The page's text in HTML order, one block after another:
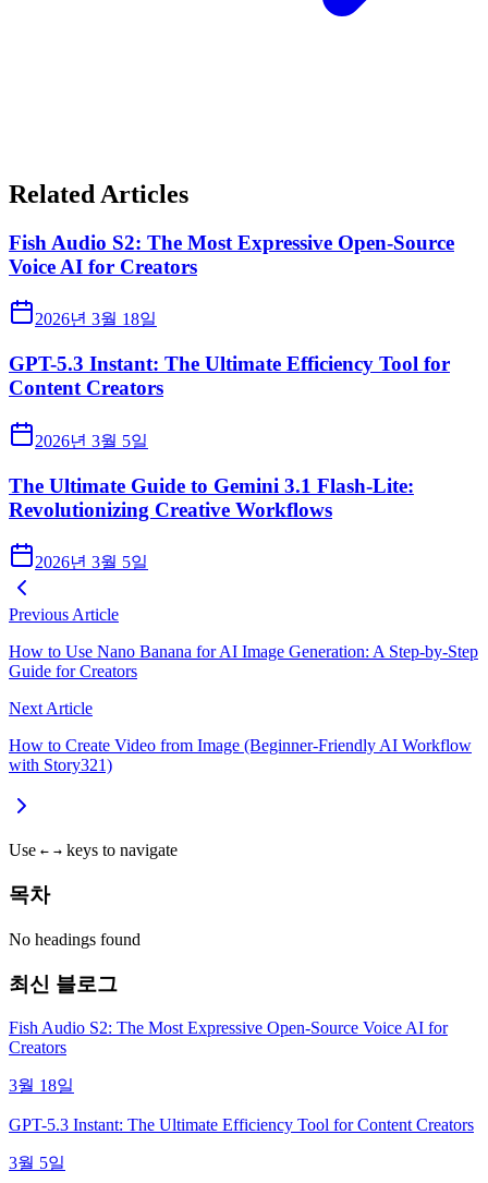
Related Articles
Fish Audio S2: The Most Expressive Open-Source
Voice AI for Creators
2026년 3월 18일
GPT-5.3 Instant: The Ultimate Efficiency Tool for
Content Creators
2026년 3월 5일
The Ultimate Guide to Gemini 3.1 Flash-Lite:
Revolutionizing Creative Workflows
2026년 3월 5일
Previous Article
How to Use Nano Banana for AI Image Generation: A Step‑by‑Step
Guide for Creators
Next Article
How to Create Video from Image (Beginner-Friendly AI Workflow
with Story321)
Use ← → keys to navigate
목차
No headings found
최신 블로그
Fish Audio S2: The Most Expressive Open-Source Voice AI for
Creators
3월 18일
GPT-5.3 Instant: The Ultimate Efficiency Tool for Content Creators
3월 5일